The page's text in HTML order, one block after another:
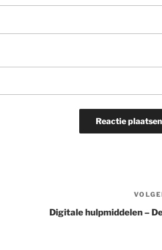
Digitale hulpmiddelen –